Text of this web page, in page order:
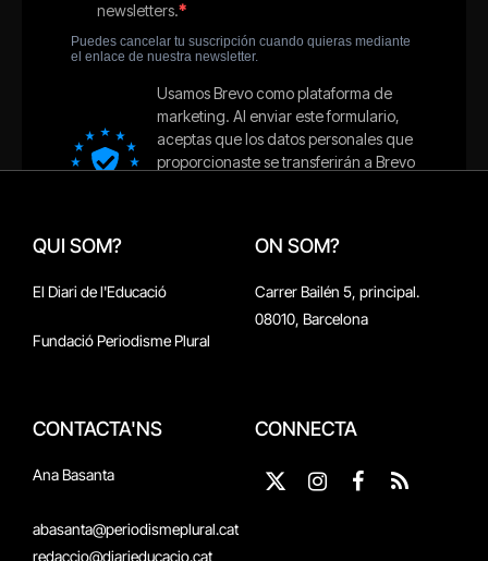
QUI SOM?
El Diari de l'Educació
Fundació Periodisme Plural
ON SOM?
Carrer Bailén 5, principal.
08010, Barcelona
CONTACTA'NS
Ana Basanta
abasanta@periodismeplural.cat
redaccio@diarieducacio.cat
CONNECTA
X
InstagramFacebook
RSS